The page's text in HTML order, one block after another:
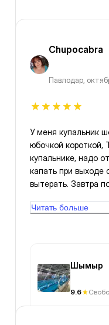
Chupocabra
Павлодар,
У меня купальник
юбочкой короткой,
купальнике, надо
капать при выходе
вытерать. Завтра пойду опять и а этом же
общественном
Читать больше
Шымыр
9.6